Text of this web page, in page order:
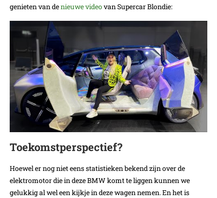
genieten van denieuwe videovan Supercar Blondie:
Toekomstperspectief?
Hoewel er nog niet eens statistieken bekend zijn over de
elektromotor die in deze BMW komt te liggen kunnen we
gelukkig al wel een kijkje in deze wagen nemen. En het is